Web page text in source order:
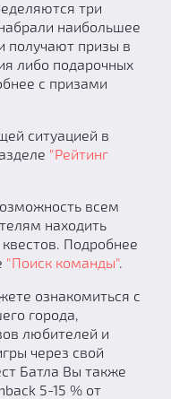
три
наибольшее
получают призы в
либо подарочных
с призами
ситуацией в
"Рейтинг
всем
находить
Подробнее
"Поиск команды".
ознакомиться с
города,
любителей и
через свой
Батла Вы также
5-15 % от